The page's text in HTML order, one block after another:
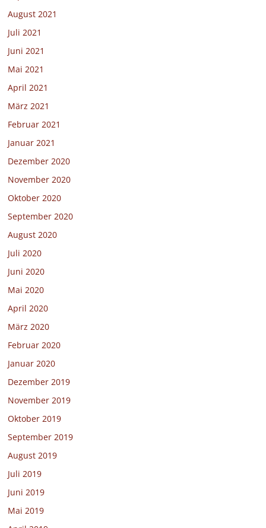
August 2021
Juli 2021
Juni 2021
Mai 2021
April 2021
März 2021
Februar 2021
Januar 2021
Dezember 2020
November 2020
Oktober 2020
September 2020
August 2020
Juli 2020
Juni 2020
Mai 2020
April 2020
März 2020
Februar 2020
Januar 2020
Dezember 2019
November 2019
Oktober 2019
September 2019
August 2019
Juli 2019
Juni 2019
Mai 2019